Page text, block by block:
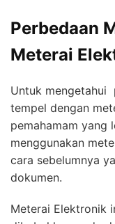
Perbedaan
Meterai
Untuk mengetahui
tempel dengan
pemahamam yang
menggunakan
cara sebelumnya
dokumen.
Meterai Elektronik